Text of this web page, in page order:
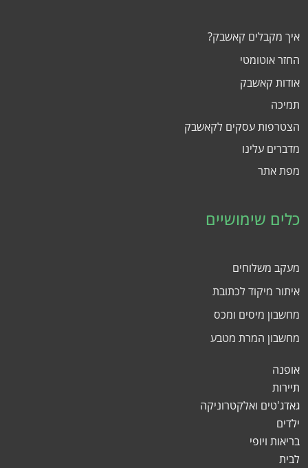
איך מקבלים קאשבק?
החזר אוטומטי
אודות קאשבק
תמיכה
הצטרפות עסקים לקאשבק
מדברים עלינו
מפת אתר
כלים שימושיים
מעקב משלוחים
איתור מיקוד לכתובת
מחשבון מיסים ומכס
מחשבון המרת מטבע
אופנה
תיירות
גאדג'טים ואלקטרוניקה
ילדים
בריאות ויופי
לבית